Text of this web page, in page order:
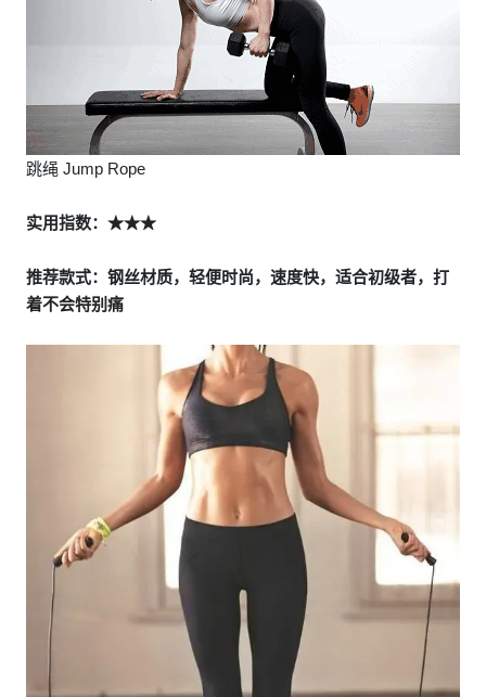
跳绳 Jump Rope
实用指数：★★★
推荐款式：钢丝材质，轻便时尚，速度快，适合初级者，打
着不会特别痛